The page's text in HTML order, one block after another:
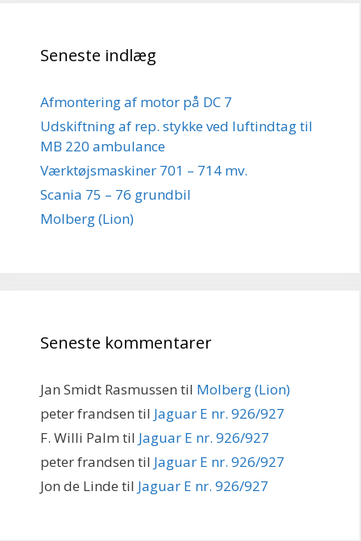
Seneste indlæg
Afmontering af motor på DC 7
Udskiftning af rep. stykke ved luftindtag til
MB 220 ambulance
Værktøjsmaskiner 701 – 714 mv.
Scania 75 – 76 grundbil
Molberg (Lion)
Seneste kommentarer
Jan Smidt Rasmussen til Molberg (Lion)
peter frandsen til Jaguar E nr. 926/927
F. Willi Palm til Jaguar E nr. 926/927
peter frandsen til Jaguar E nr. 926/927
Jon de Linde til Jaguar E nr. 926/927